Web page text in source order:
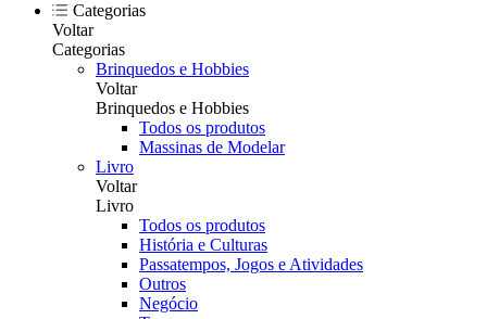
Categorias
Voltar
Categorias
Brinquedos e Hobbies
Voltar
Brinquedos e Hobbies
Todos os produtos
Massinas de Modelar
Livro
Voltar
Livro
Todos os produtos
História e Culturas
Passatempos, Jogos e Atividades
Outros
Negócio